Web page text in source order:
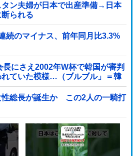
タン夫婦が日本で出産準備→日本
られる
続のマイナス、前年同月比3.3%
にさえ2002年W杯で韓国が審判
ていた模様…（ブルブル」＝韓
性総長が誕生か この2人の一騎打